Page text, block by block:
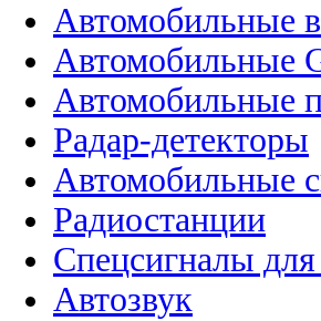
Автомобильные
Автомобильные
Автомобильные
Радар-детекторы
Автомобильные
Радиостанции
Спецсигналы
Автозвук